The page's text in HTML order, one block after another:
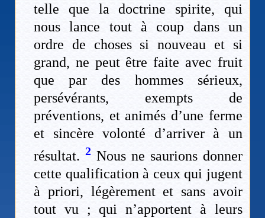
telle que la doctrine spirite, qui
nous lance tout à coup dans un
ordre de choses si nouveau et si
grand, ne peut être faite avec fruit
que par des hommes sérieux,
persévérants, exempts de
préventions, et animés d’une ferme
et sincère volonté d’arriver à un
résultat. 2 Nous ne saurions donner
cette qualification à ceux qui jugent
à priori, légèrement et sans avoir
tout vu ; qui n’apportent à leurs